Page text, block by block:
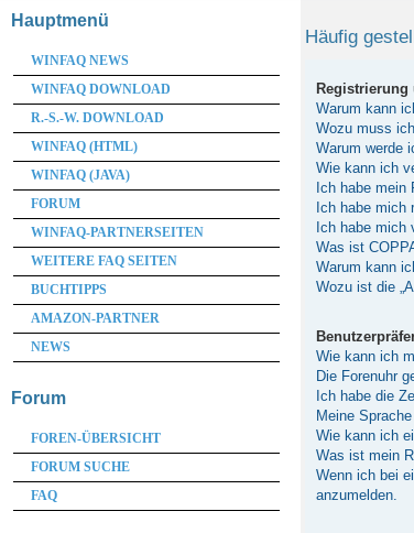
Häufig
Warum kann
Wozu muss
Warum werde
Wie kann ich
Ich habe mein
Ich habe mich
Ich habe mich
Was ist
Warum kann
Wozu ist die
Wie kann ich
Die Forenuhr
Ich habe die
Meine
Wie kann ich
Was ist mein
Wenn ich bei
anzumelden.
Hauptmenü
WINFAQ NEWS
WINFAQ DOWNLOAD
R.-S.-W. DOWNLOAD
WINFAQ (HTML)
WINFAQ (JAVA)
FORUM
WINFAQ-PARTNERSEITEN
WEITERE FAQ SEITEN
BUCHTIPPS
AMAZON-PARTNER
NEWS
Forum
FOREN-ÜBERSICHT
FORUM SUCHE
FAQ